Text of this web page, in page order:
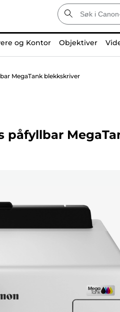
og Kontor Objektiver
MegaTank blekkskriver
påfyllbar